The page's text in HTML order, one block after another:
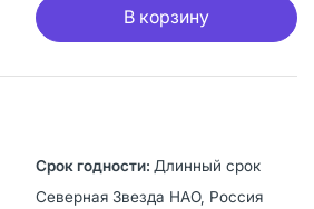
В корзину
Длинный срок
Северная Звезда НАО, Россия